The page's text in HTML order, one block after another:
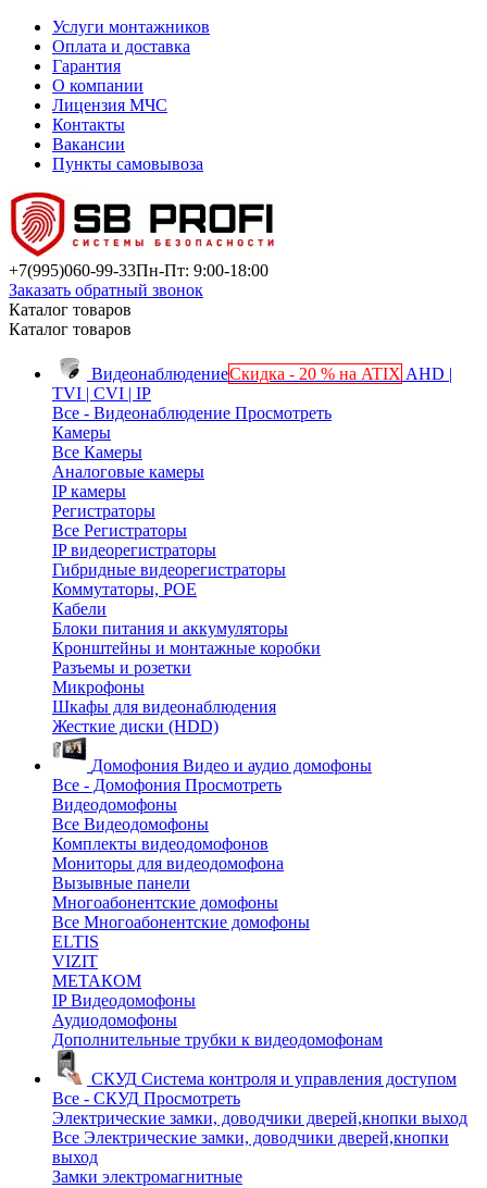
Услуги монтажников
Оплата и доставка
Гарантия
О компании
Лицензия МЧС
Контакты
Вакансии
Пункты самовывоза
+7(995)060-99-33Пн-Пт: 9:00-18:00
Заказать обратный звонок
Каталог товаров
Каталог товаров
ВидеонаблюдениеСкидка - 20 % на ATIX AHD |
TVI | CVI | IP
Все - Видеонаблюдение Просмотреть
Камеры
Все Камеры
Аналоговые камеры
IP камеры
Регистраторы
Все Регистраторы
IP видеорегистраторы
Гибридные видеорегистраторы
Коммутаторы, POE
Кабели
Блоки питания и аккумуляторы
Кронштейны и монтажные коробки
Разъемы и розетки
Микрофоны
Шкафы для видеонаблюдения
Жесткие диски (HDD)
Домофония Видео и аудио домофоны
Все - Домофония Просмотреть
Видеодомофоны
Все Видеодомофоны
Комплекты видеодомофонов
Мониторы для видеодомофона
Вызывные панели
Многоабонентские домофоны
Все Многоабонентские домофоны
ELTIS
VIZIT
МЕТАКОМ
IP Видеодомофоны
Аудиодомофоны
Дополнительные трубки к видеодомофонам
СКУД Система контроля и управления доступом
Все - СКУД Просмотреть
Электрические замки, доводчики дверей,кнопки выход
Все Электрические замки, доводчики дверей,кнопки
выход
Замки электромагнитные